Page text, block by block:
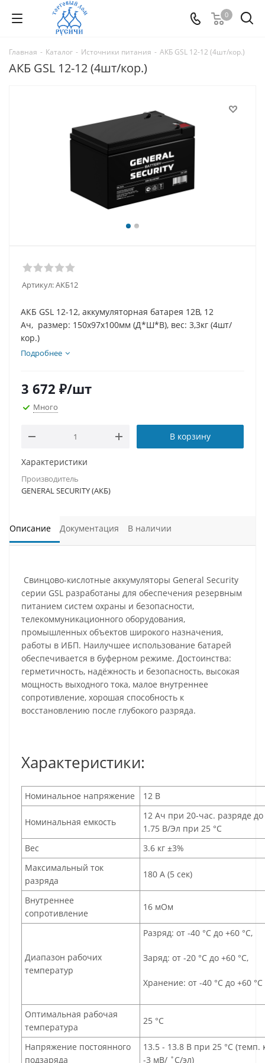
0
Главная - Каталог - Источники питания - АКБ GSL 12-12 (4шт/кор.)
АКБ GSL 12-12 (4шт/кор.)
Артикул:АКБ12
АКБ GSL 12-12, аккумуляторная батарея 12В, 12
Ач, размер: 150х97х100мм (Д*Ш*В), вес: 3,3кг (4шт/
кор.)
Подробнее
3 672 ₽/шт
Много
В корзину
Характеристики
Производитель
GENERAL SECURITY (АКБ)
Описание Документация В наличии
Свинцово-кислотные аккумуляторы General Security
серии GSL разработаны для обеспечения резервным
питанием систем охраны и безопасности,
телекоммуникационного оборудования,
промышленных объектов широкого назначения,
работы в ИБП. Наилучшее использование батарей
обеспечивается в буферном режиме. Достоинства:
герметичность, надёжность и безопасность, высокая
мощность выходного тока, малое внутреннее
сопротивление, хорошая способность к
восстановлению после глубокого разряда.
Характеристики:
Номинальное напряжение 12 В
Номинальная емкость
12 Aч при 20-час. разряде
1.75 В/Эл при 25 °С
Вес
3.6 кг ±3%
Максимальный ток
разряда
180 A (5 сек)
Внутреннее
сопротивление
16 мОм
Диапазон рабочих
температур
Разряд: от -40 °С до +60 °С,
Заряд: от -20 °С до +60 °С,
Хранение: от -40 °С до +60 °С
Оптимальная рабочая
температура
25 °С
Напряжение постоянного
подзаряда
13.5 - 13.8 В при 25 °С (темп.
-3 мВ/ ˚С/эл)